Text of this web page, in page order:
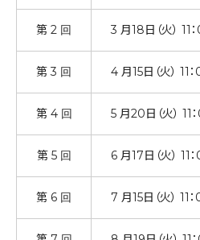
第 2 回 3 月18日（火） 11
第 3 回 4 月15日（火） 11
第 4 回 5 月20日（火） 11
第 5 回 6 月17日（火） 11
第 6 回 7 月15日（火） 11